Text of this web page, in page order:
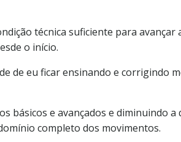
técnica suficiente para
o início.
de eu ficar ensinando e corrigindo
básicos e avançados e diminuindo
completo dos movimentos.